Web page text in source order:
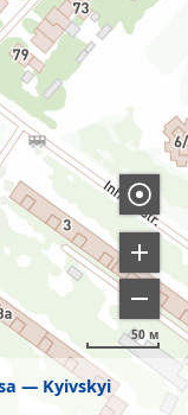
Kyivskyi
50 м